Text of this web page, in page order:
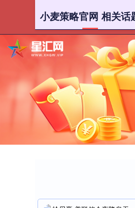
小麦策略官网 相关话